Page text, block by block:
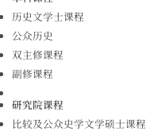
历史文学士课程
公众历史
双主修课程
副修课程
研究院课程
比较及公众史学文学硕士课程